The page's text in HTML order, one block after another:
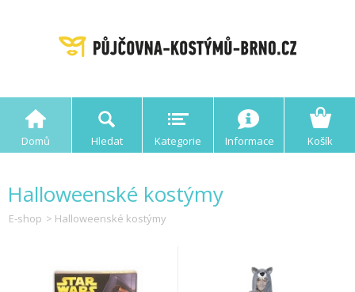
Domů Hledat Kategorie Informace Košík
Halloweenské kostýmy
E-shop > Halloweenské kostýmy